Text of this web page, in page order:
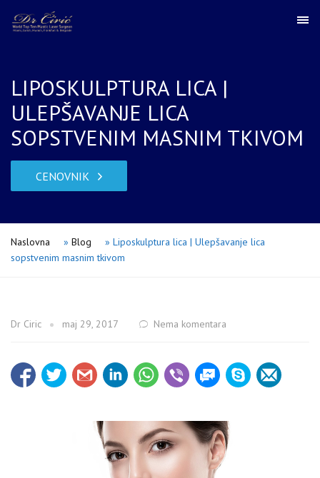
LIPOSKULPTURA LICA |
ULEPŠAVANJE LICA
SOPSTVENIM MASNIM TKIVOM
CENOVNIK
Naslovna » Blog » Liposkulptura lica | Ulepšavanje lica
sopstvenim masnim tkivom
Dr Ciric maj 29, 2017 Nema komentara